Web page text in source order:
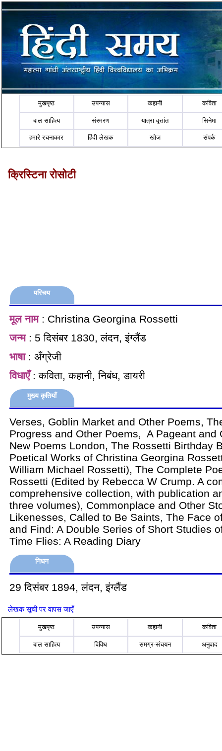
मुखपृष्ठ उपन्यास कहानी कविता
बाल साहित्य संस्मरण यात्रा वृत्तांत सिनेमा
हमारे रचनाकार हिंदी लेखक खोज संपर्क
क्रिस्टिना रोसोटी
परिचय
मूल नाम: Christina Georgina Rossetti
जन्म: 5 दिसंबर 1830, लंदन, इंग्लैंड
भाषा: अँग्रेजी
विधाएँ: कविता, कहानी, निबंध, डायरी
मुख्य कृतियाँ
Verses, Goblin Market and Other Poems,
Progress and Other Poems, A Pageant and
New Poems London, The Rossetti Birthday
Poetical Works of Christina Georgina
William Michael Rossetti), The Complete
Rossetti (Edited by Rebecca W Crump. A
comprehensive collection, with publication
three volumes), Commonplace and Other
Likenesses, Called to Be Saints, The Face
and Find: A Double Series of Short Studies
Time Flies: A Reading Diary
निधन
29 दिसंबर 1894, लंदन, इंग्लैंड
लेखक सूची पर वापस जाएँ
मुखपृष्ठ उपन्यास कहानी कविता
बाल साहित्य विविध समग्र-संचयन अनुवाद